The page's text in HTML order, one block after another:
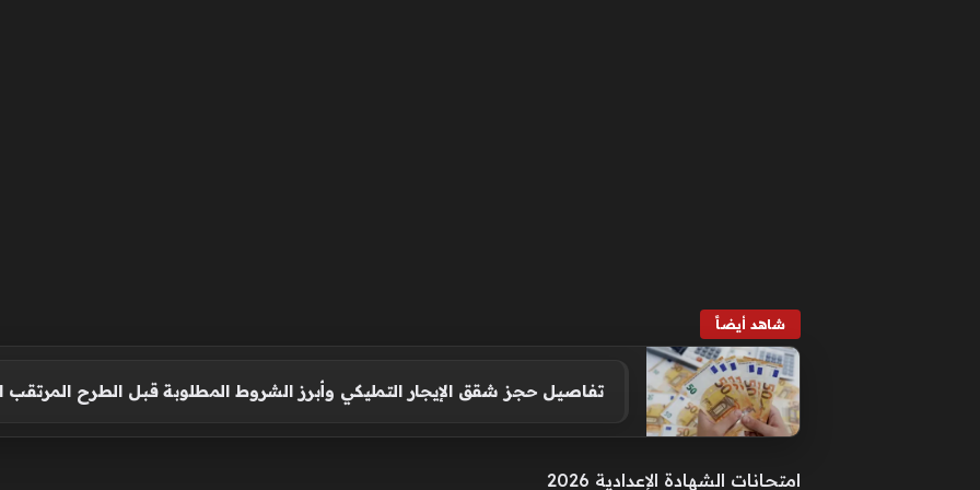
شاهد أيضاً
تفاصيل حجز شقق الإيجار التمليكي وأبرز الشروط المطلوبة قبل الطرح المرتقب
امتحانات الشهادة الإعدادية 2026